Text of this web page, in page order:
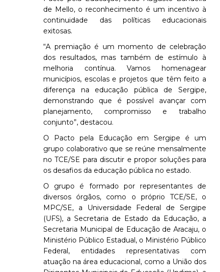
de Mello, o reconhecimento é um incentivo à
continuidade das políticas educacionais
exitosas.
“A premiação é um momento de celebração
dos resultados, mas também de estímulo à
melhoria contínua. Vamos homenagear
municípios, escolas e projetos que têm feito a
diferença na educação pública de Sergipe,
demonstrando que é possível avançar com
planejamento, compromisso e trabalho
conjunto”, destacou.
O Pacto pela Educação em Sergipe é um
grupo colaborativo que se reúne mensalmente
no TCE/SE para discutir e propor soluções para
os desafios da educação pública no estado.
O grupo é formado por representantes de
diversos órgãos, como o próprio TCE/SE, o
MPC/SE, a Universidade Federal de Sergipe
(UFS), a Secretaria de Estado da Educação, a
Secretaria Municipal de Educação de Aracaju, o
Ministério Público Estadual, o Ministério Público
Federal, entidades representativas com
atuação na área educacional, como a União dos